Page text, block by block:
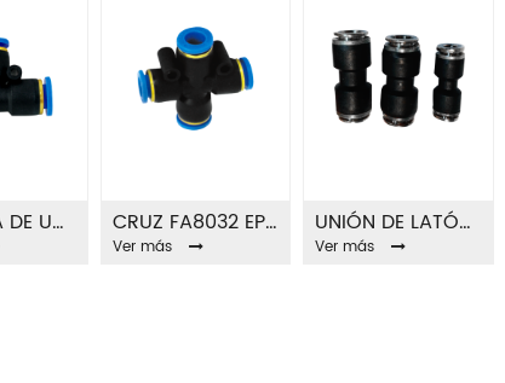
CAMISETA DE UNIÓN EPE FA8031 CRUZ FA8032 EPZA
Ver más
UNIÓN DE LATÓN FA8039
Ver más